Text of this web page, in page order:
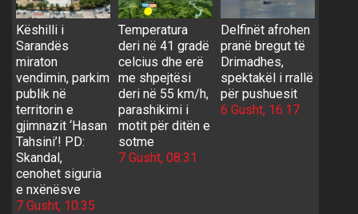
Këshilli i
Sarandës
miraton
vendimin, parkim
publik në
territorin e
gjimnazit ‘Hasan
Tahsini’! PD:
Skandal,
cenohet siguria
e nxënësve
7 Gusht, 10:35
Temperatura
deri në 41 gradë
celcius dhe erë
me shpejtësi
deri në 55 km/h,
parashikimi i
motit për ditën e
sotme
7 Gusht, 08:31
Delfinët afrohen
pranë bregut të
Drimadhes,
spektakël i rrallë
për pushuesit
6 Gusht, 16:17